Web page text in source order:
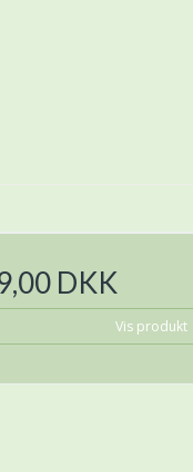
DKK
Vis produkt